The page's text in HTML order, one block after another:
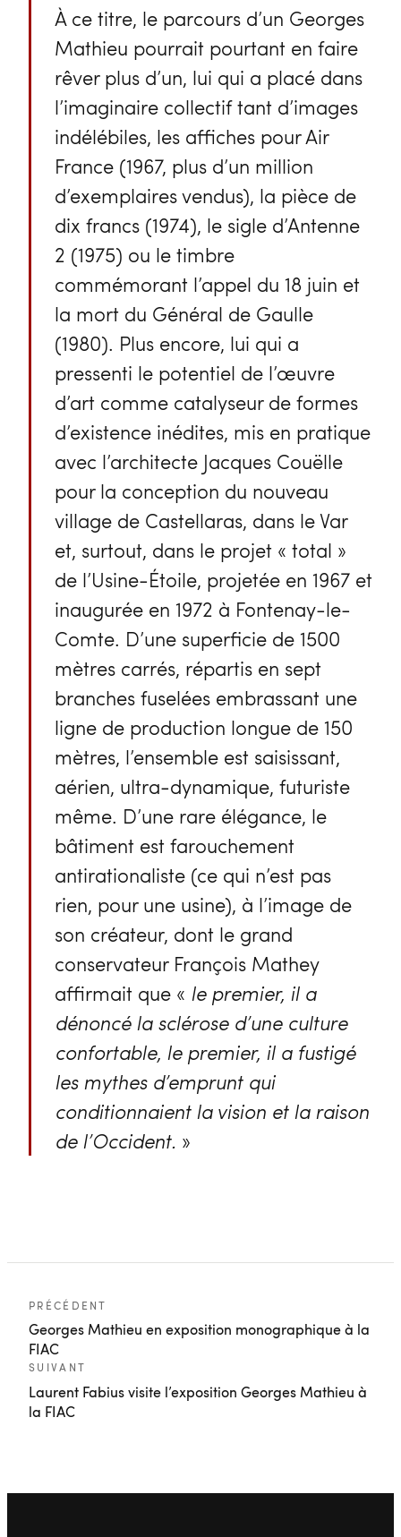
À ce titre, le parcours d’un Georges
Mathieu pourrait pourtant en faire
rêver plus d’un, lui qui a placé dans
l’imaginaire collectif tant d’images
indélébiles, les affiches pour Air
France (1967, plus d’un million
d’exemplaires vendus), la pièce de
dix francs (1974), le sigle d’Antenne
2 (1975) ou le timbre
commémorant l’appel du 18 juin et
la mort du Général de Gaulle
(1980). Plus encore, lui qui a
pressenti le potentiel de l’œuvre
d’art comme catalyseur de formes
d’existence inédites, mis en pratique
avec l’architecte Jacques Couëlle
pour la conception du nouveau
village de Castellaras, dans le Var
et, surtout, dans le projet « total »
de l’Usine-Étoile, projetée en 1967 et
inaugurée en 1972 à Fontenay-le-
Comte. D’une superficie de 1500
mètres carrés, répartis en sept
branches fuselées embrassant une
ligne de production longue de 150
mètres, l’ensemble est saisissant,
aérien, ultra-dynamique, futuriste
même. D’une rare élégance, le
bâtiment est farouchement
antirationaliste (ce qui n’est pas
rien, pour une usine), à l’image de
son créateur, dont le grand
conservateur François Mathey
affirmait que « le premier, il a
dénoncé la sclérose d’une culture
confortable, le premier, il a fustigé
les mythes d’emprunt qui
conditionnaient la vision et la raison
de l’Occident. »
PRÉCÉDENT
Georges Mathieu en exposition monographique à la
FIAC
SUIVANT
Laurent Fabius visite l’exposition Georges Mathieu à
la FIAC